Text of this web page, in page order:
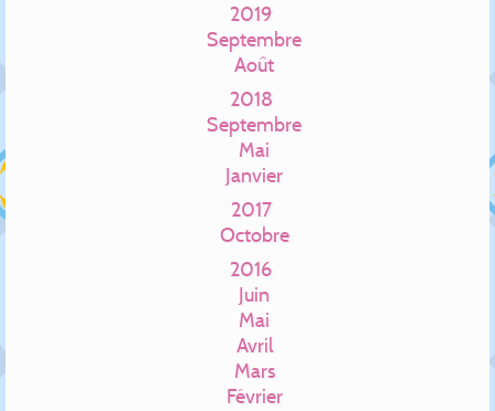
2019
Septembre
Août
2018
Septembre
Mai
Janvier
2017
Octobre
2016
Juin
Mai
Avril
Mars
Février